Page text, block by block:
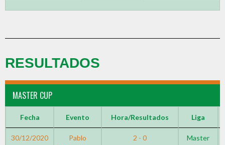
RESULTADOS
MASTER CUP
Fecha Evento Hora/Resultados Liga
30/12/2020
Pablo
2 - 0
Master